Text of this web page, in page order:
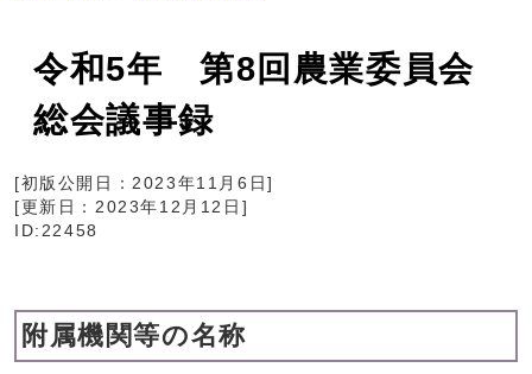
令和5年 第8回農業委員会
総会議事録
[初版公開日：2023年11月6日]
[更新日： 2023年12月12日 ]
ID:22458
附属機関等の名称